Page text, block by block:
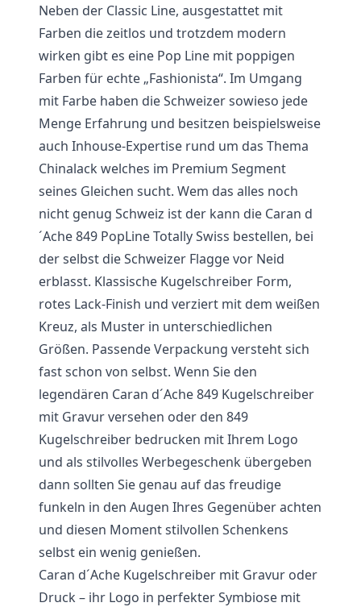
Neben der Classic Line, ausgestattet mit
Farben die zeitlos und trotzdem modern
wirken gibt es eine Pop Line mit poppigen
Farben für echte „Fashionista“. Im Umgang
mit Farbe haben die Schweizer sowieso jede
Menge Erfahrung und besitzen beispielsweise
auch Inhouse-Expertise rund um das Thema
Chinalack welches im Premium Segment
seines Gleichen sucht. Wem das alles noch
nicht genug Schweiz ist der kann die Caran d
´Ache 849 PopLine Totally Swiss bestellen, bei
der selbst die Schweizer Flagge vor Neid
erblasst. Klassische Kugelschreiber Form,
rotes Lack-Finish und verziert mit dem weißen
Kreuz, als Muster in unterschiedlichen
Größen. Passende Verpackung versteht sich
fast schon von selbst. Wenn Sie den
legendären Caran d´Ache 849 Kugelschreiber
mit Gravur versehen oder den 849
Kugelschreiber bedrucken mit Ihrem Logo
und als stilvolles Werbegeschenk übergeben
dann sollten Sie genau auf das freudige
funkeln in den Augen Ihres Gegenüber achten
und diesen Moment stilvollen Schenkens
selbst ein wenig genießen.
Caran d´Ache Kugelschreiber mit Gravur oder
Druck – ihr Logo in perfekter Symbiose mit